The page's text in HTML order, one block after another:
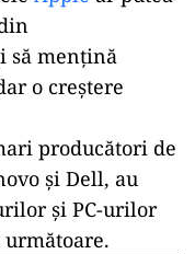
să mențină
o creștere
producători de
și Dell, au
și PC-urilor